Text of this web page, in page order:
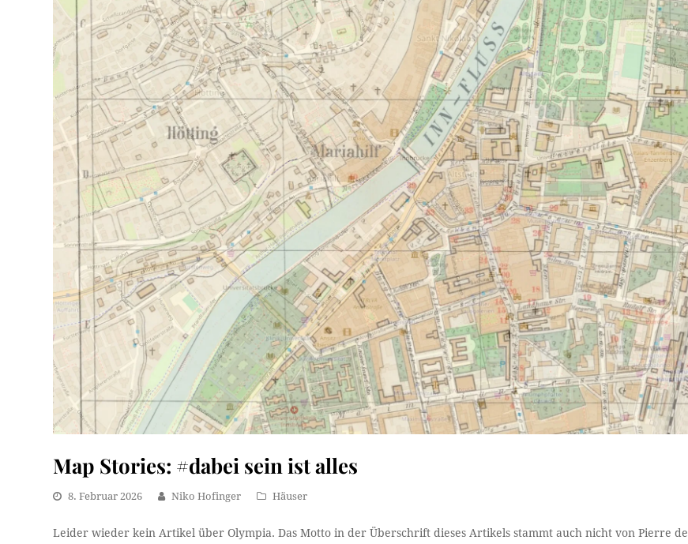
Map Stories: #dabei sein ist alles
8. Februar 2026 Niko Hofinger Häuser
Leider wieder kein Artikel über Olympia. Das Motto in der Überschrift dieses Artikels stammt auch nicht von Pierre de